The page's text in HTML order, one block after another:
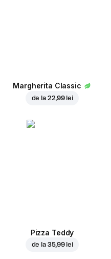
Margherita Classic
de la 22,99 lei
Pizza Teddy
de la 35,99 lei